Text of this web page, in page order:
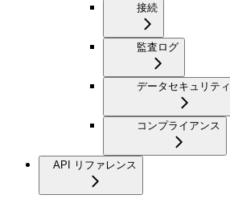
接続
監査ログ
データセキュリティ
コンプライアンス
API リファレンス